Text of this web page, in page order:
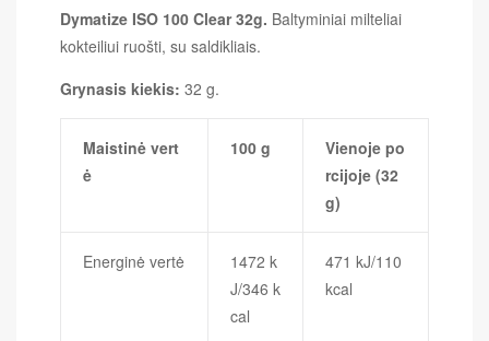
Dymatize ISO 100 Clear 32g. Baltyminiai milteliai
kokteiliui ruošti, su saldikliais.
Grynasis kiekis: 32 g.
Maistinė vert
ė
100 g
Vienoje po
rcijoje (32
g)
Energinė vertė
1472 k
J/346 k
cal
471 kJ/110
kcal